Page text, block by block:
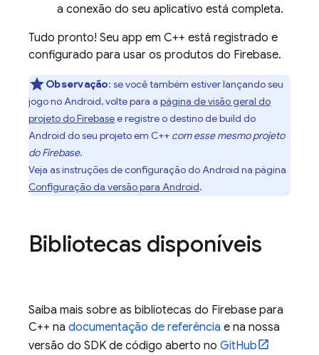
a conexão do seu aplicativo está completa.
Tudo pronto! Seu app em C++ está registrado e
configurado para usar os produtos do Firebase.
Observação: se você também estiver lançando seu
jogo no Android, volte para a página de visão geral do
projeto do Firebasee registre o destino de build do
Android do seu projeto em C++ com esse mesmo projeto
do Firebase.
Veja as instruções de configuração do Android na página
Configuração da versão para Android.
Bibliotecas disponíveis
Saiba mais sobre as bibliotecas do Firebase para
C++ na documentação de referência e na nossa
versão do SDK de código aberto no GitHub